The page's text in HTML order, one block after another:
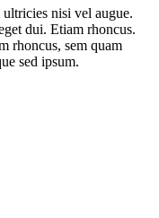
nisi vel augue.
dui. Etiam rhoncus.
rhoncus, sem quam
sed ipsum.